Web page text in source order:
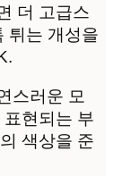
더 고급스
튀는 개성을
스러운 모
현되는 부
색상을 준